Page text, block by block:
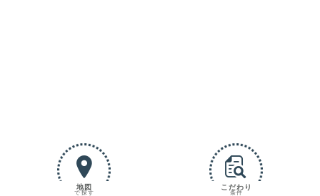
地図
で探す
こだわり
条件